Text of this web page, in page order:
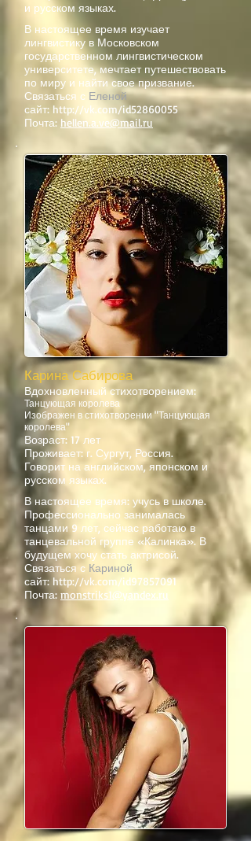
и русском языках.
В настоящее время изучает
лингвистику в Московском
государственном лингвистическом
университете, мечтает путешествовать
по миру и найти свое призвание.
Связаться с Еленой
сайт: http://vk.com/id52860055
Почта: hellen.a.ve@mail.ru
Карина Сабирова
Вдохновленный стихотворением:
Танцующая королева
Изображен в стихотворении "Танцующая
королева"
Возраст: 17 лет
Проживает: г. Сургут, Россия.
Говорит на английском, японском и
русском языках.
В настоящее время: учусь в школе.
Профессионально занималась
танцами 9 лет, сейчас работаю в
танцевальной группе «Калинка». В
будущем хочу стать актрисой.
Связаться с Кариной
сайт: http://vk.com/id97857091
Почта: monstriks1@yandex.ru